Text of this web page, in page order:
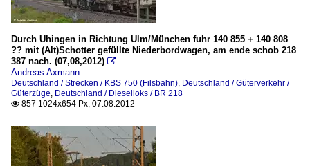
Durch Uhingen in Richtung Ulm/München fuhr 140 855 + 140 808
?? mit (Alt)Schotter gefüllte Niederbordwagen, am ende schob 218
387 nach. (07,08,2012) 
Andreas Axmann
Deutschland / Strecken / KBS 750 (Filsbahn), Deutschland / Güterverkehr /
Güterzüge, Deutschland / Dieselloks / BR 218
 857 1024x654 Px, 07.08.2012